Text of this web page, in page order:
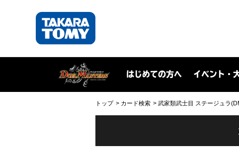
はじめての方へ イベント・
トップ カード検索 武家類武士目 ステージュラ